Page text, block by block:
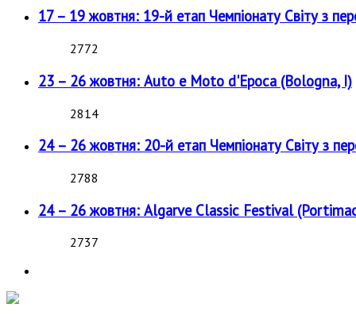
17 – 19 жовтня: 19-й етап Чемпіонату Світу з
2772
23 – 26 жовтня: Auto e Moto d'Epoca (Bologna, I)
2814
24 – 26 жовтня: 20-й етап Чемпіонату Світу з
2788
24 – 26 жовтня: Algarve Classic Festival
2737